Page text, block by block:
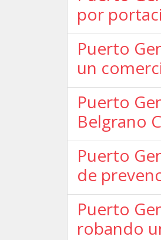
por
Puerto
un
Puerto
Belgrano
Puerto
de
Puerto
robando